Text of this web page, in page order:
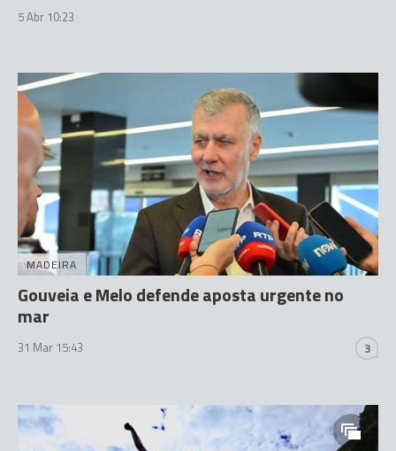
5 Abr 10:23
MADEIRA
Gouveia e Melo defende aposta urgente no
mar
31 Mar 15:43 3